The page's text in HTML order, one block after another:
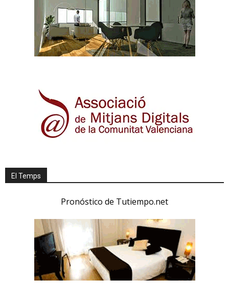
El Temps
Pronóstico de Tutiempo.net